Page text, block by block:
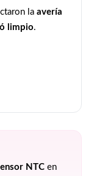
la avería
limpio.
NTC en